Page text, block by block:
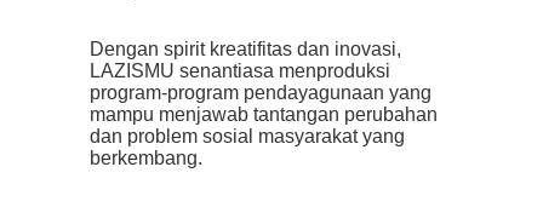
Dengan spirit kreatifitas dan inovasi,
LAZISMU senantiasa menproduksi
program-program pendayagunaan yang
mampu menjawab tantangan perubahan
dan problem sosial masyarakat yang
berkembang.